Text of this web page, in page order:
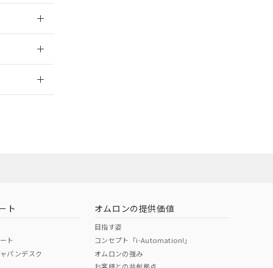
ト
ト
パンデスク
オムロンの提供価値
目指す姿
コンセプト「i-Automation!」
オムロンの強み